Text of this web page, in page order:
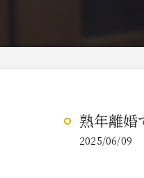
熟年離婚
2025/06/09